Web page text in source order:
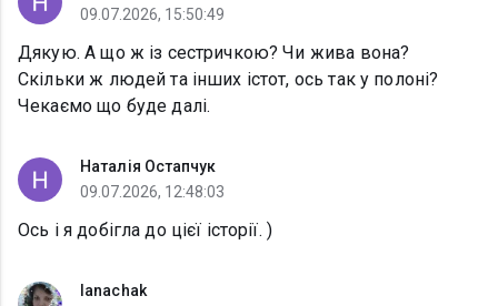
09.07.2026, 15:50:49
Дякую. А що ж із сестричкою? Чи жива вона?
Скільки ж людей та інших істот, ось так у полоні?
Чекаємо що буде далі.
Наталія Остапчук
09.07.2026, 12:48:03
Ось і я добігла до цієї історії. )
lanachak